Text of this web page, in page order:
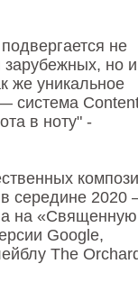
не
зарубежных, но и
же уникальное
система
в ноту" -
в середине 2020
на «Священную
Google,
The